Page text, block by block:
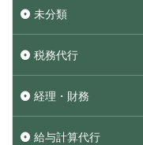
未分類
税務代行
経理・財務
給与計算代行